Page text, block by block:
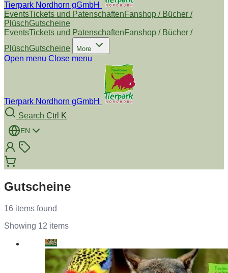
Tierpark Nordhorn gGmbH
EventsTickets und PatenschaftenFanshop / Bücher /
PlüschGutscheine
EventsTickets und PatenschaftenFanshop / Bücher /
PlüschGutscheine More
Open menu Close menu
Tierpark Nordhorn gGmbH
Search Ctrl K
EN
Gutscheine
16 items found
Showing 12 items